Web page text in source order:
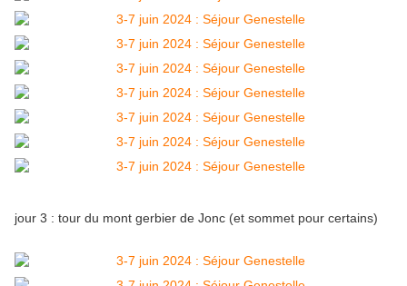
jour 3 : tour du mont gerbier de Jonc (et sommet pour certains)